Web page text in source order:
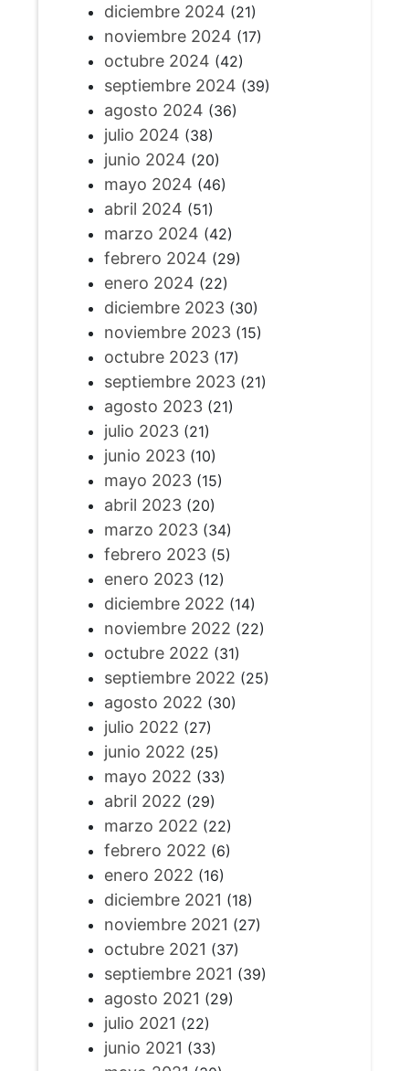
diciembre 2024 (21)
noviembre 2024 (17)
octubre 2024 (42)
septiembre 2024 (39)
agosto 2024 (36)
julio 2024 (38)
junio 2024 (20)
mayo 2024 (46)
abril 2024 (51)
marzo 2024 (42)
febrero 2024 (29)
enero 2024 (22)
diciembre 2023(30)
noviembre 2023(15)
octubre 2023(17)
septiembre 2023(21)
agosto 2023(21)
julio 2023(21)
junio 2023(10)
mayo 2023(15)
abril 2023(20)
marzo 2023(34)
febrero 2023(5)
enero 2023(12)
diciembre 2022 (14)
noviembre 2022 (22)
octubre 2022 (31)
septiembre 2022 (25)
agosto 2022 (30)
julio 2022 (27)
junio 2022 (25)
mayo 2022 (33)
abril 2022 (29)
marzo 2022 (22)
febrero 2022 (6)
enero 2022 (16)
diciembre 2021 (18)
noviembre 2021 (27)
octubre 2021 (37)
septiembre 2021 (39)
agosto 2021 (29)
julio 2021 (22)
junio 2021 (33)